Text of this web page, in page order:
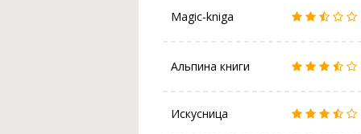
Magic-kniga
Альпина книги
Искусница